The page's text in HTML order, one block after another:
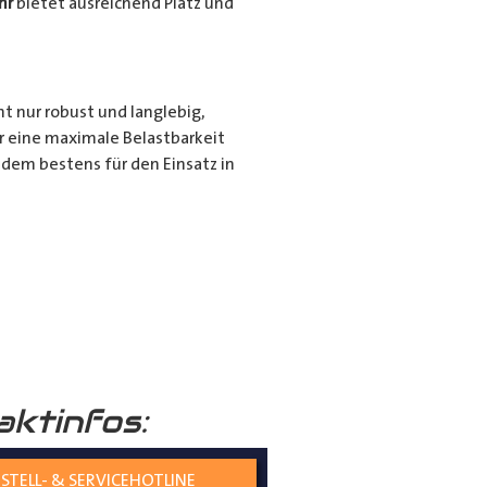
nur robust und langlebig,
eine maximale Belastbarkeit
bestens für den Einsatz in
& SERVICEHOTLINE